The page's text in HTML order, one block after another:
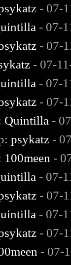
- 07-
- 07-
- 07-
- 07-
- 07-
- 07-
Quintilla -
psykatz -
100meen -
- 07-
- 07-
- 07-
- 07-
- 07-